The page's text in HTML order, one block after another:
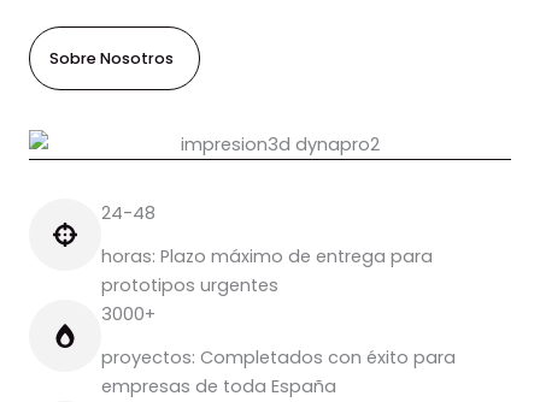
Sobre Nosotros
24-48
horas: Plazo máximo de entrega para
prototipos urgentes
3000+
proyectos: Completados con éxito para
empresas de toda España